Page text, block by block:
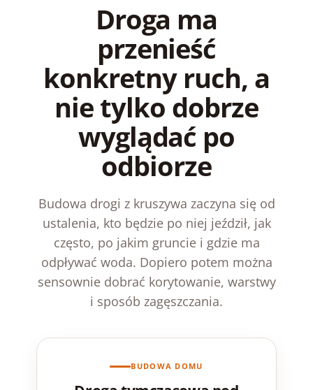
Droga ma
przenieść
konkretny ruch, a
nie tylko dobrze
wyglądać po
odbiorze
Budowa drogi z kruszywa zaczyna się od
ustalenia, kto będzie po niej jeździł, jak
często, po jakim gruncie i gdzie ma
odpływać woda. Dopiero potem można
sensownie dobrać korytowanie, warstwy
i sposób zagęszczania.
BUDOWA DOMU